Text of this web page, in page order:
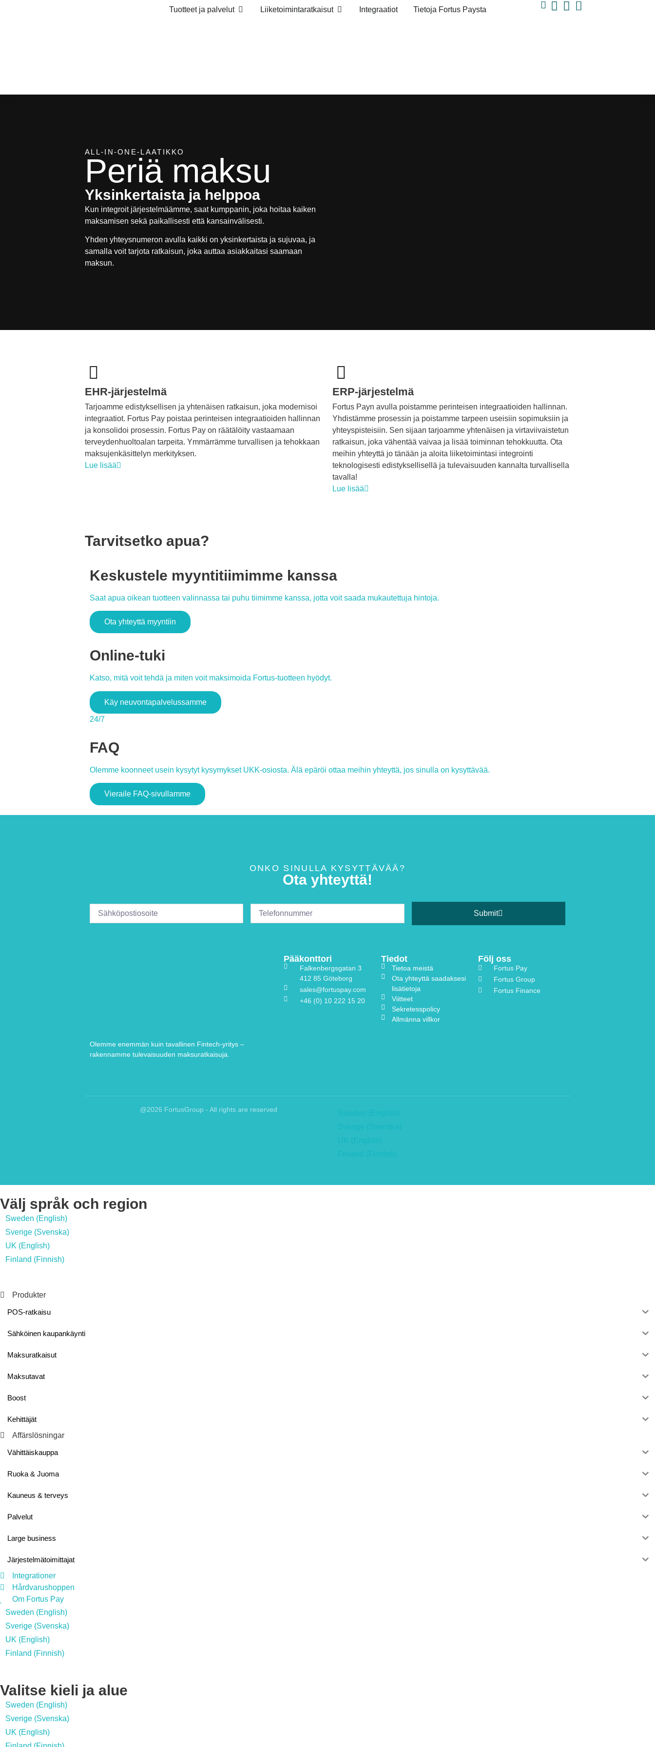
Tuotteet ja palvelut Liiketoimintaratkaisut Integraatiot Tietoja Fortus Paysta
ALL-IN-ONE-LAATIKKO
Periä maksu
Yksinkertaista ja helppoa
Kun integroit järjestelmäämme, saat kumppanin, joka hoitaa kaiken
maksamisen sekä paikallisesti että kansainvälisesti.
Yhden yhteysnumeron avulla kaikki on yksinkertaista ja sujuvaa, ja
samalla voit tarjota ratkaisun, joka auttaa asiakkaitasi saamaan
maksun.
EHR-järjestelmä
Tarjoamme edistyksellisen ja yhtenäisen ratkaisun, joka modernisoi
integraatiot. Fortus Pay poistaa perinteisen integraatioiden hallinnan
ja konsolidoi prosessin. Fortus Pay on räätälöity vastaamaan
terveydenhuoltoalan tarpeita. Ymmärrämme turvallisen ja tehokkaan
maksujenkäsittelyn merkityksen.
Lue lisää
ERP-järjestelmä
Fortus Payn avulla poistamme perinteisen integraatioiden hallinnan.
Yhdistämme prosessin ja poistamme tarpeen useisiin sopimuksiin ja
yhteyspisteisiin. Sen sijaan tarjoamme yhtenäisen ja virtaviivaistetun
ratkaisun, joka vähentää vaivaa ja lisää toiminnan tehokkuutta. Ota
meihin yhteyttä jo tänään ja aloita liiketoimintasi integrointi
teknologisesti edistyksellisellä ja tulevaisuuden kannalta turvallisella
tavalla!
Lue lisää
Tarvitsetko apua?
Keskustele myyntitiimimme kanssa
Saat apua oikean tuotteen valinnassa tai puhu tiimimme kanssa, jotta voit saada mukautettuja hintoja.
Ota yhteyttä myyntiin
Online-tuki
Katso, mitä voit tehdä ja miten voit maksimoida Fortus-tuotteen hyödyt.
Käy neuvontapalvelussamme
24/7
FAQ
Olemme koonneet usein kysytyt kysymykset UKK-osiosta. Älä epäröi ottaa meihin yhteyttä, jos sinulla on kysyttävää.
Vieraile FAQ-sivullamme
ONKO SINULLA KYSYTTÄVÄÄ?
Ota yhteyttä!
Submit
Olemme enemmän kuin tavallinen Fintech-yritys –
rakennamme tulevaisuuden maksuratkaisuja.
Pääkonttori
Falkenbergsgatan 3
412 85 Göteborg
sales@fortuspay.com
+46 (0) 10 222 15 20
Tiedot
Tietoa meistä
Ota yhteyttä saadaksesi
lisätietoja
Viitteet
Sekretesspolicy
Allmänna villkor
Följ oss
Fortus Pay
Fortus Group
Fortus Finance
@2026 FortusGroup - All rights are reserved
Sweden (English)
Sverige (Svenska)
UK (English)
Finland (Finnish)
Välj språk och region
Sweden (English)
Sverige (Svenska)
UK (English)
Finland (Finnish)
Produkter
POS-ratkaisu
Sähköinen kaupankäynti
Maksuratkaisut
Maksutavat
Boost
Kehittäjät
Affärslösningar
Vähittäiskauppa
Ruoka & Juoma
Kauneus & terveys
Palvelut
Large business
Järjestelmätoimittajat
Integrationer
Hårdvarushoppen
Om Fortus Pay
Sweden (English)
Sverige (Svenska)
UK (English)
Finland (Finnish)
Valitse kieli ja alue
Sweden (English)
Sverige (Svenska)
UK (English)